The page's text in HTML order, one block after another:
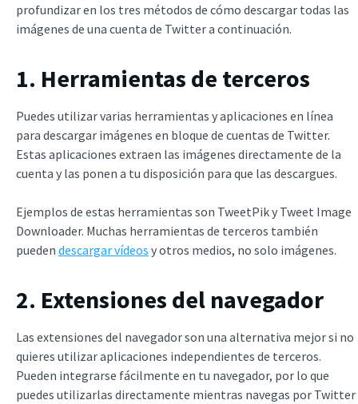
profundizar en los tres métodos de cómo descargar todas las
imágenes de una cuenta de Twitter a continuación.
1. Herramientas de terceros
Puedes utilizar varias herramientas y aplicaciones en línea
para descargar imágenes en bloque de cuentas de Twitter.
Estas aplicaciones extraen las imágenes directamente de la
cuenta y las ponen a tu disposición para que las descargues.
Ejemplos de estas herramientas son TweetPik y Tweet Image
Downloader. Muchas herramientas de terceros también
pueden descargar vídeos y otros medios, no solo imágenes.
2. Extensiones del navegador
Las extensiones del navegador son una alternativa mejor si no
quieres utilizar aplicaciones independientes de terceros.
Pueden integrarse fácilmente en tu navegador, por lo que
puedes utilizarlas directamente mientras navegas por Twitter